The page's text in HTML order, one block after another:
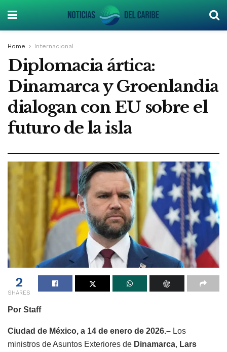
Home Internacional
Diplomacia ártica:
Dinamarca y Groenlandia
dialogan con EU sobre el
futuro de la isla
2
SHARES
Por Staff
Ciudad de México, a 14 de enero de 2026.– Los
ministros de Asuntos Exteriores de Dinamarca, Lars